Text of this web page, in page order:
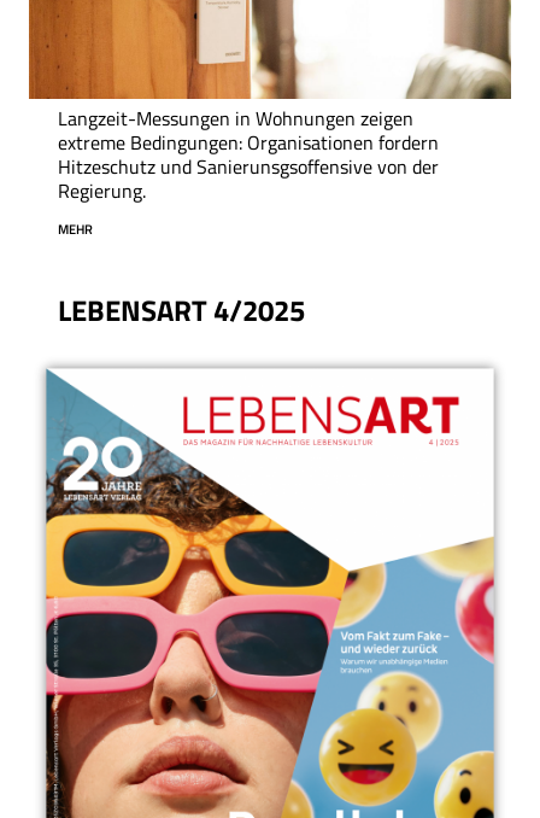
Langzeit-Messungen in Wohnungen zeigen
extreme Bedingungen: Organisationen fordern
Hitzeschutz und Sanierunsgsoffensive von der
Regierung.
MEHR
LEBENSART 4/2025